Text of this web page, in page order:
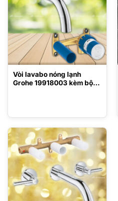
Vòi lavabo nóng lạnh
Grohe 19918003 kèm bộ